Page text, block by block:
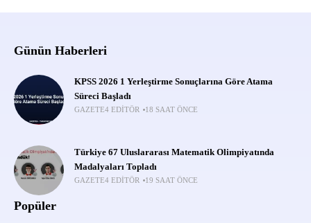
Günün Haberleri
KPSS 2026 1 Yerleştirme Sonuçlarına Göre Atama
Süreci Başladı
GAZETE4 EDITÖR 18 SAAT ÖNCE
Türkiye 67 Uluslararası Matematik Olimpiyatında
Madalyaları Topladı
GAZETE4 EDITÖR 19 SAAT ÖNCE
Popüler